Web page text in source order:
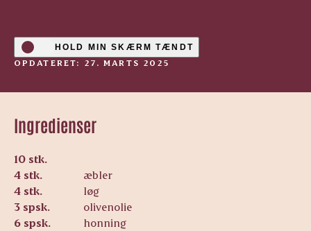
HOLD MIN SKÆRM TÆNDT
OPDATERET: 27. MARTS 2025
Ingredienser
10 stk.
4 stk.
æbler
4 stk.
løg
3 spsk.
olivenolie
6 spsk.
honning